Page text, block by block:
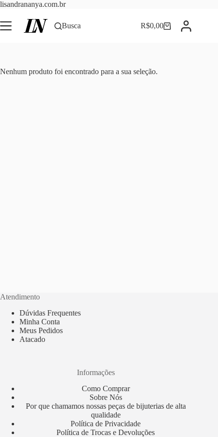
lisandrananya.com.brPular
o
conteúdo
Busca Carrinho
R$0,00
Nenhum produto foi encontrado para a sua seleção.
Atendimento
Dúvidas Frequentes
Minha Conta
Meus Pedidos
Atacado
Informações
Como Comprar
Sobre Nós
Por que chamamos nossas peças de bijuterias de alta
qualidade
Política de Privacidade
Política de Trocas e Devoluções